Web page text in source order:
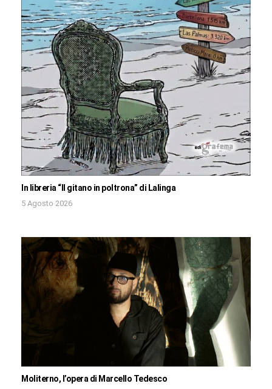
In libreria “Il gitano in poltrona” di Lalinga
5 Agosto 2026
Moliterno, l’opera di Marcello Tedesco